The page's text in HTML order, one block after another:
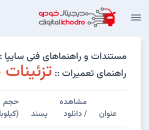
مستندات و راهنماهای فنی سایپا
راهنمای تعمیرات ::
عنوان
مشاهده
/ دانلود
پسند
حجم